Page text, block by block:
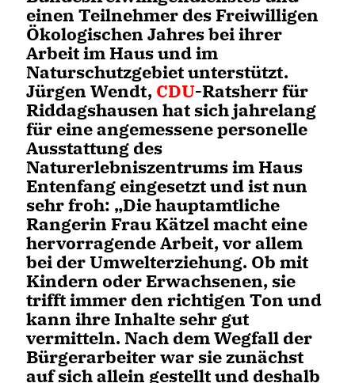
einen Teilnehmer des Freiwilligen
Ökologischen Jahres bei ihrer
Arbeit im Haus und im
Naturschutzgebiet unterstützt.
Jürgen Wendt, CDU-Ratsherr für
Riddagshausen hat sich jahrelang
für eine angemessene personelle
Ausstattung des
Naturerlebniszentrums im Haus
Entenfang eingesetzt und ist nun
sehr froh: „Die hauptamtliche
Rangerin Frau Kätzel macht eine
hervorragende Arbeit, vor allem
bei der Umwelterziehung. Ob mit
Kindern oder Erwachsenen, sie
trifft immer den richtigen Ton und
kann ihre Inhalte sehr gut
vermitteln. Nach dem Wegfall der
Bürgerarbeiter war sie zunächst
auf sich allein gestellt und deshalb